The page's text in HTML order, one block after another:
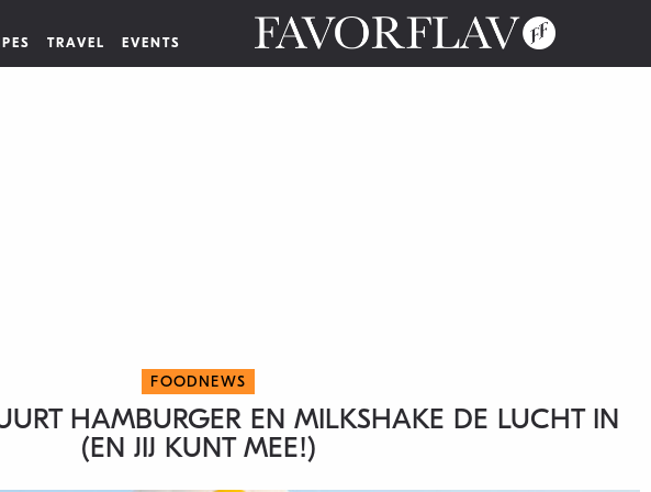
TRAVEL EVENTS
FOODNEWS
HAMBURGER EN MILKSHAKE DE LUCHT IN
(EN JIJ KUNT MEE!)